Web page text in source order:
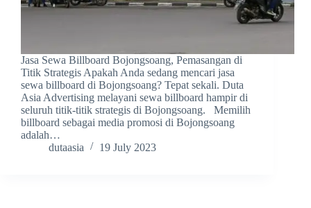
Jasa Sewa Billboard Bojongsoang, Pemasangan di
Titik Strategis Apakah Anda sedang mencari jasa
sewa billboard di Bojongsoang? Tepat sekali. Duta
Asia Advertising melayani sewa billboard hampir di
seluruh titik-titik strategis di Bojongsoang. Memilih
billboard sebagai media promosi di Bojongsoang
adalah…
dutaasia
19 July 2023